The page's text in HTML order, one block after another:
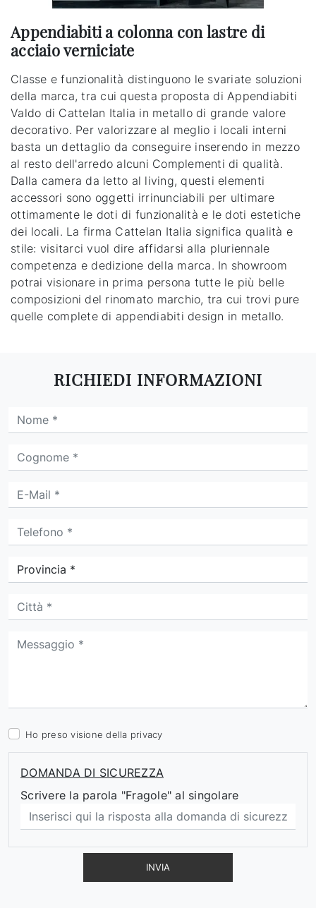
Appendiabiti a colonna con lastre di
acciaio verniciate
Classe e funzionalità distinguono le svariate soluzioni
della marca, tra cui questa proposta di Appendiabiti
Valdo di Cattelan Italia in metallo di grande valore
decorativo. Per valorizzare al meglio i locali interni
basta un dettaglio da conseguire inserendo in mezzo
al resto dell'arredo alcuni Complementi di qualità.
Dalla camera da letto al living, questi elementi
accessori sono oggetti irrinunciabili per ultimare
ottimamente le doti di funzionalità e le doti estetiche
dei locali. La firma Cattelan Italia significa qualità e
stile: visitarci vuol dire affidarsi alla pluriennale
competenza e dedizione della marca. In showroom
potrai visionare in prima persona tutte le più belle
composizioni del rinomato marchio, tra cui trovi pure
quelle complete di appendiabiti design in metallo.
RICHIEDI INFORMAZIONI
Ho preso visione della privacy
DOMANDA DI SICUREZZA
Scrivere la parola "Fragole" al singolare
INVIA